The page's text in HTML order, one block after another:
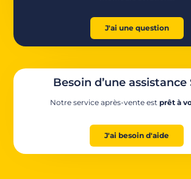
J'ai une question
Besoin d’une assistance
Notre service après-vente est prêt à
J'ai besoin d'aide